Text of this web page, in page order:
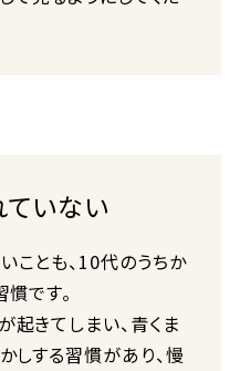
いない
ことも、10代のうちか
です。
きてしまい、青くま
しする習慣があり、慢